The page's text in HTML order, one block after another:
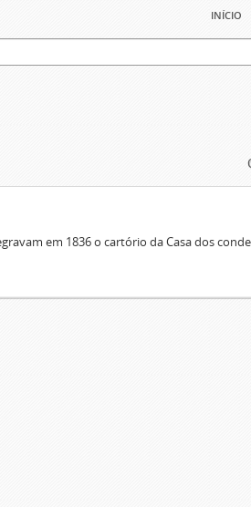
início
em 1836 o cartório da Casa dos